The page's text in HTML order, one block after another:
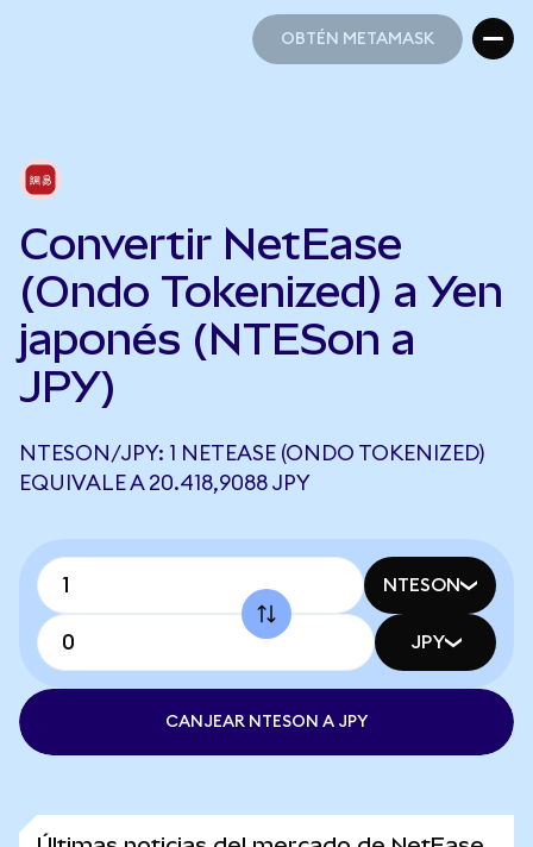
OBTÉN METAMASK
Convertir NetEase
(Ondo Tokenized) a Yen
japonés (NTESon a
JPY)
NTESON/JPY: 1 NETEASE (ONDO TOKENIZED)
EQUIVALE A 20.418,9088 JPY
NTESON
JPY
CANJEAR NTESON A JPY